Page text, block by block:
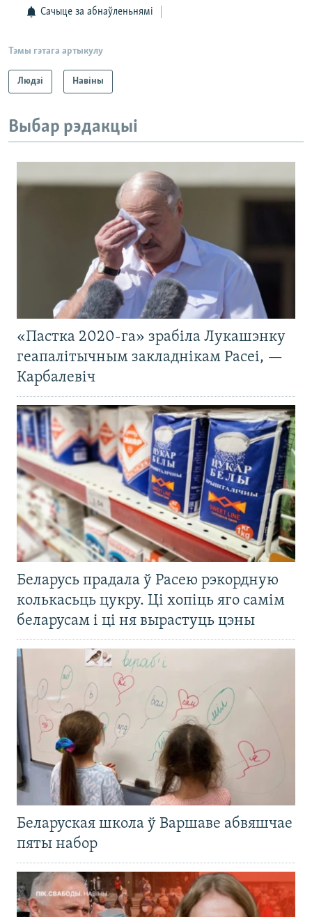
Сачыце за абнаўленьнямі
Тэмы гэтага артыкулу
Людзі Навіны
Выбар рэдакцыі
«Пастка 2020-га» зрабіла Лукашэнку
геапалітычным закладнікам Расеі, —
Карбалевіч
Беларусь прадала ў Расею рэкордную
колькасьць цукру. Ці хопіць яго самім
беларусам і ці ня вырастуць цэны
Беларуская школа ў Варшаве абвяшчае
пяты набор